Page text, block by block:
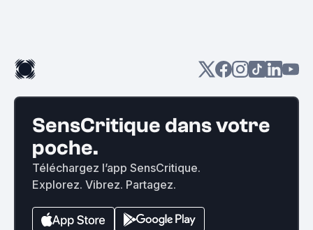
SensCritique dans votre
poche.
Téléchargez l’app SensCritique.
Explorez. Vibrez. Partagez.